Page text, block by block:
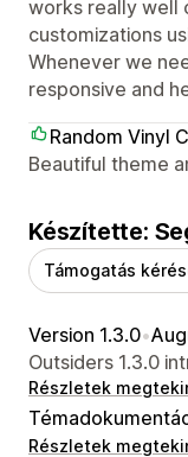
works really well
customizations
Whenever we
responsive and
Random Vinyl
Beautiful theme
Készítette:
Támogatás
Version 1.3.0•
Outsiders 1.3.0
Részletek
Részletek